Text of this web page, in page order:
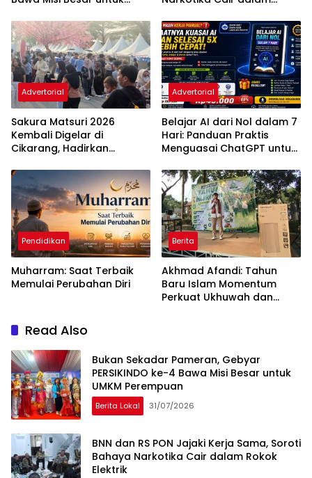
Advertorial
Sakura Matsuri 2026
Kembali Digelar di
Cikarang, Hadirkan
Indonesia dan Jepang
Advertorial
Belajar AI dari Nol dalam 7
Hari: Panduan Praktis
Menguasai ChatGPT untuk
Pendidikan
Muharram: Saat Terbaik
Memulai Perubahan Diri
Berita
Akhmad Afandi: Tahun
Baru Islam Momentum
Perkuat Ukhuwah dan
Read Also
Bukan Sekadar Pameran, Gebyar
PERSIKINDO ke-4 Bawa Misi Besar untuk
UMKM Perempuan
Berita Lokal 31/07/2026
BNN dan RS PON Jajaki Kerja Sama, Soroti
Bahaya Narkotika Cair dalam Rokok
Elektrik